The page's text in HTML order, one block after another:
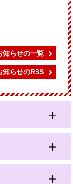
知らせの一覧
知らせのRSS